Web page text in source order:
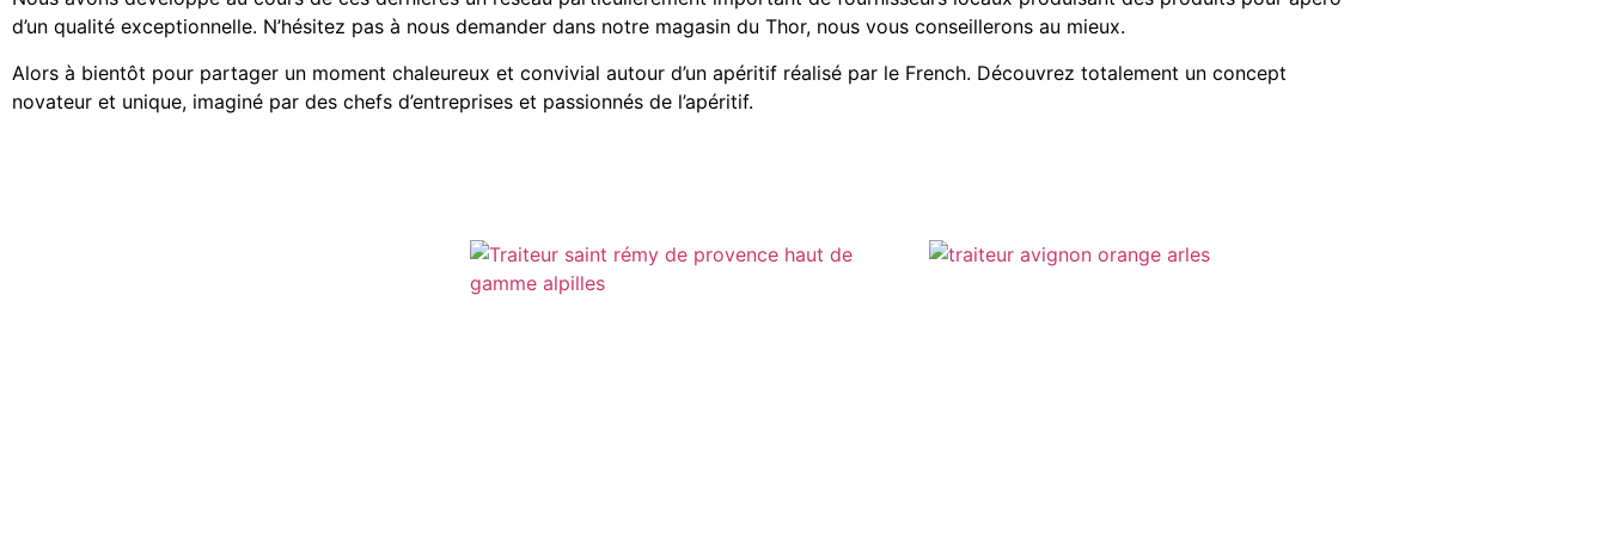
d’un qualité exceptionnelle. N’hésitez pas à nous demander dans notre magasin du Thor, nous vous conseillerons au mieux.
Alors à bientôt pour partager un moment chaleureux et convivial autour d’un apéritif réalisé par le French. Découvrez totalement un concept
novateur et unique, imaginé par des chefs d’entreprises et passionnés de l’apéritif.